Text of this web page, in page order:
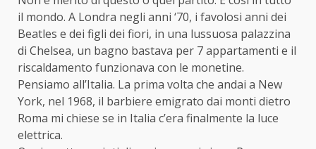
il mondo. A Londra negli anni ‘70, i favolosi anni dei
Beatles e dei figli dei fiori, in una lussuosa palazzina
di Chelsea, un bagno bastava per 7 appartamenti e il
riscaldamento funzionava con le monetine.
Pensiamo all’Italia. La prima volta che andai a New
York, nel 1968, il barbiere emigrato dai monti dietro
Roma mi chiese se in Italia c’era finalmente la luce
elettrica.